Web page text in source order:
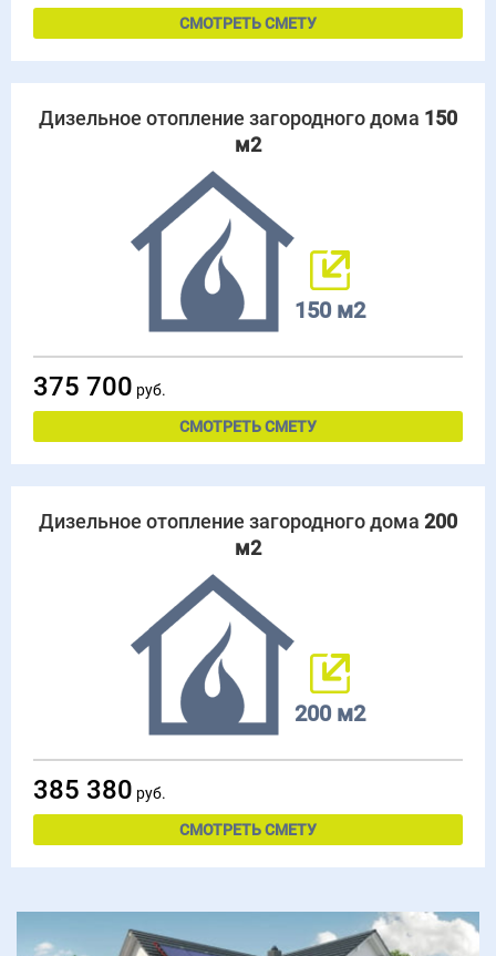
СМОТРЕТЬ СМЕТУ
Дизельное отопление загородного дома 150
м2
150 м2
375 700 руб.
СМОТРЕТЬ СМЕТУ
Дизельное отопление загородного дома 200
м2
200 м2
385 380 руб.
СМОТРЕТЬ СМЕТУ